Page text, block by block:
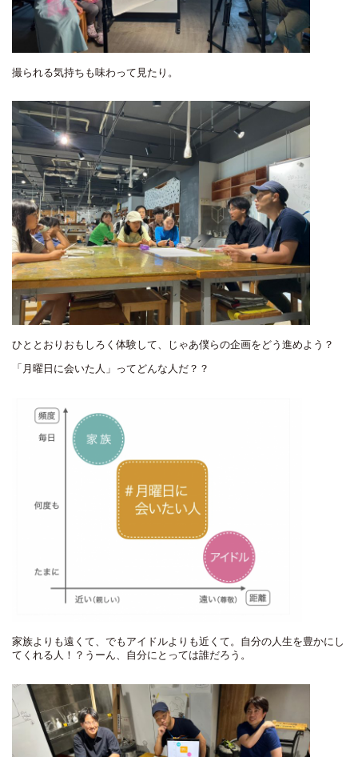
撮られる気持ちも味わって見たり。
ひととおりおもしろく体験して、じゃあ僕らの企画をどう進めよう？
「月曜日に会いた人」ってどんな人だ？？
家族よりも遠くて、でもアイドルよりも近くて。自分の人生を豊かにし
てくれる人！？うーん、自分にとっては誰だろう。